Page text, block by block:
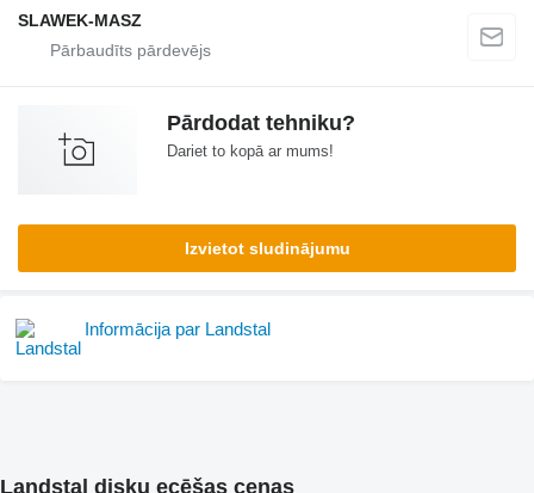
SLAWEK-MASZ
Pārdodat tehniku?
Dariet to kopā ar mums!
Izvietot sludinājumu
Informācija par Landstal
Landstal disku ecēšas cenas